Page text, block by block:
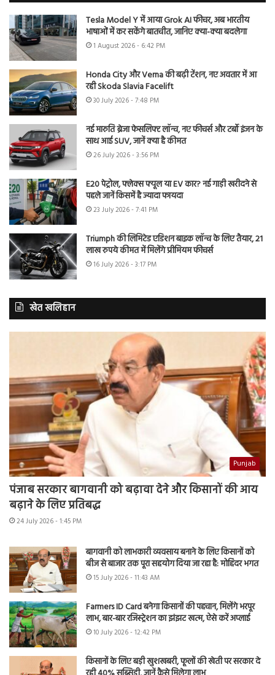
Tesla Model Y में आया Grok AI फीचर, अब भारतीय
भाषाओं में कर सकेंगे बातचीत, जानिए क्या-क्या बदलेगा
1 August 2026 - 6:42 PM
Honda City और Verna की बढ़ी टेंशन, नए अवतार में आ
रही Skoda Slavia Facelift
30 July 2026 - 7:48 PM
नई मारुति ब्रेजा फेसलिफ्ट लॉन्च, नए फीचर्स और टर्बो इंजन के
साथ आई SUV, जानें क्या है कीमत
26 July 2026 - 3:56 PM
E20 पेट्रोल, फ्लेक्स फ्यूल या EV कार? नई गाड़ी खरीदने से
पहले जानें किसमें है ज्यादा फायदा
23 July 2026 - 7:41 PM
Triumph की लिमिटेड एडिशन बाइक लॉन्च के लिए तैयार, 21
लाख रुपये कीमत में मिलेंगे प्रीमियम फीचर्स
16 July 2026 - 3:17 PM
खेत खलिहान
Punjab
पंजाब सरकार बागवानी को बढ़ावा देने और किसानों की आय
बढ़ाने के लिए प्रतिबद्ध
24 July 2026 - 1:45 PM
बागवानी को लाभकारी व्यवसाय बनाने के लिए किसानों को
बीज से बाजार तक पूरा सहयोग दिया जा रहा है: मोहिंदर भगत
15 July 2026 - 11:43 AM
Farmers ID Card बनेगा किसानों की पहचान, मिलेंगे भरपूर
लाभ, बार-बार रजिस्ट्रेशन का झंझट खत्म, ऐसे करें अप्लाई
10 July 2026 - 12:42 PM
किसानों के लिए बड़ी खुशखबरी, फूलों की खेती पर सरकार दे